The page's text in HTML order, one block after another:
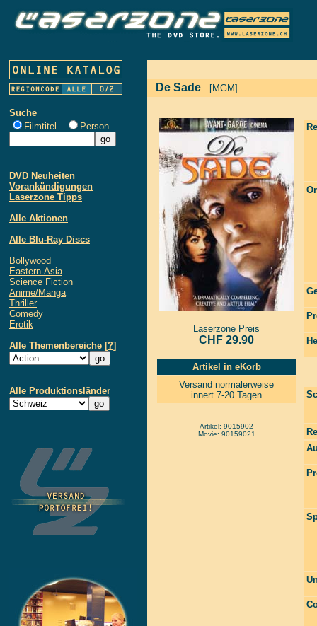
Suche
Filmtitel
Person
DVD Neuheiten
Vorankündigungen
Laserzone Tipps
Alle Aktionen
Alle Blu-Ray Discs
Bollywood
Eastern-Asia
Science Fiction
Anime/Manga
Thriller
Comedy
Erotik
Alle Themenbereiche [?]
Alle Produktionsländer
De Sade [MGM]
Laserzone Preis
CHF 29.90
Artikel in eKorb
Versand normalerweise
innert 7-20 Tagen
Artikel: 9015902
Movie: 90159021